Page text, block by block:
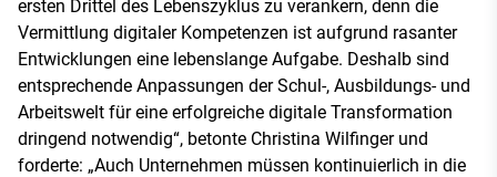
ersten Drittel des Lebenszyklus zu verankern, denn die
Vermittlung digitaler Kompetenzen ist aufgrund rasanter
Entwicklungen eine lebenslange Aufgabe. Deshalb sind
entsprechende Anpassungen der Schul-, Ausbildungs- und
Arbeitswelt für eine erfolgreiche digitale Transformation
dringend notwendig“, betonte Christina Wilfinger und
forderte: „Auch Unternehmen müssen kontinuierlich in die